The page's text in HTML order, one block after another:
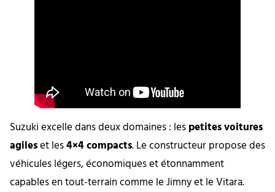
Suzuki excelle dans deux domaines : lespetites voitures
agileset les4×4 compacts. Le constructeur propose des
véhicules légers, économiques et étonnamment
capables en tout-terrain comme le Jimny et le Vitara.